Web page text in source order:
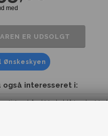
Ønskeskyen
også interesseret i:
Armbånd Mørkeblå Læder Med